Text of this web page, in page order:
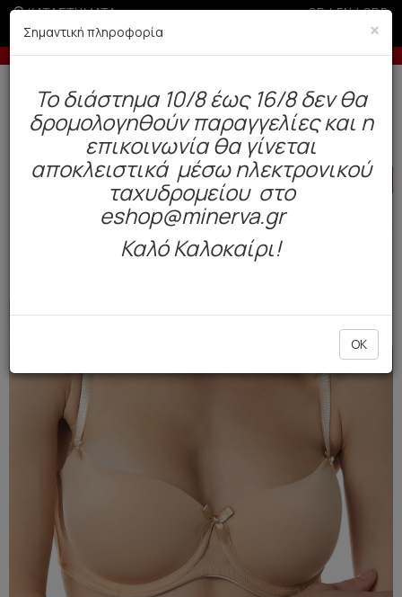
ΚΑΤΑΣΤΗΜΑΤΑ GR|EN|SRB
-10% σε παραγγελίες άνω των 200€
Δωρεάν αποστολή άνω των 49€. Παράδοση σε 3-5 εργάσιμες.
Γυναίκα Εσώρουχα Everyday Σουτιέν / Τοπ
HOT
×
Σημαντική πληροφορία
To διάστημα 10/8 έως 16/8 δεν θα
δρομολογηθούν παραγγελίες και η
επικοινωνία θα γίνεται
αποκλειστικά μέσω ηλεκτρονικού
ταχυδρομείου στο
eshop@minerva.gr
Καλό Καλοκαίρι!
OK